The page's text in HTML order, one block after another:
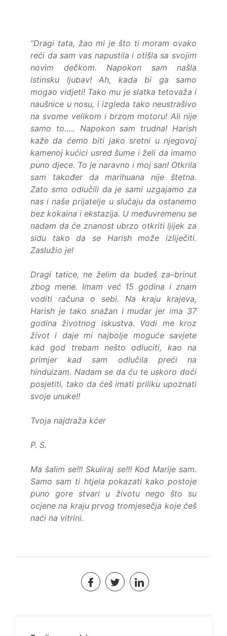
“Dragi tata, žao mi je što ti moram ovako
reći da sam vas napustila i otišla sa svojim
novim dečkom. Napokon sam našla
istinsku ljubav! Ah, kada bi ga samo
mogao vidjeti! Tako mu je slatka tetovaža i
naušnice u nosu, i izgleda tako neustrašivo
na svome velikom i brzom motoru! Ali nije
samo to….. Napokon sam trudna! Harish
kaže da ćemo biti jako sretni u njegovoj
kamenoj kućici usred šume i želi da imamo
puno djece. To je naravno i moj san! Otkrila
sam također da marihuana nije štetna.
Zato smo odlučili da je sami uzgajamo za
nas i naše prijatelje u slučaju da ostanemo
bez kokaina i ekstazija. U međuvremenu se
nadam da će znanost ubrzo otkriti ljijek za
sidu tako da se Harish može izliječiti.
Zaslužio je!
Dragi tatice, ne želim da budeš za–brinut
zbog mene. Imam već 15 godina i znam
voditi računa o sebi. Na kraju krajeva,
Harish je tako snažan i mudar jer ima 37
godina životnog iskustva. Vodi me kroz
život i daje mi najbolje moguće savjete
kad god trebam nešto odluciti, kao na
primjer kad sam odlučila preći na
hinduizam. Nadam se da ću te uskoro doći
posjetiti, tako da ćeš imati priliku upoznati
svoje unuke!!
Tvoja najdraža kćer
P. S.
Ma šalim se!!! Skuliraj se!!! Kod Marije sam.
Samo sam ti htjela pokazati kako postoje
puno gore stvari u životu nego što su
ocjene na kraju prvog tromjesečja koje ćeš
naći na vitrini.